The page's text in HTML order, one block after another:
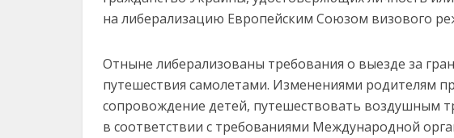
на либерализацию Европейским Союзом визового
Отныне либерализованы требования о выезде за
путешествия самолетами. Изменениями родителям
сопровождение детей, путешествовать воздушным
в соответствии с требованиями Международной